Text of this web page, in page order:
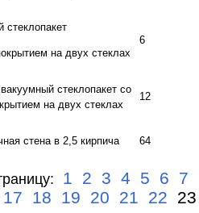
стеклопакет
на двух стеклах
6
стеклопакет со
на двух стеклах
12
стена в 2,5 кирпича 64
1 2 3 4 5 6 7
17 18 19 20 21 22